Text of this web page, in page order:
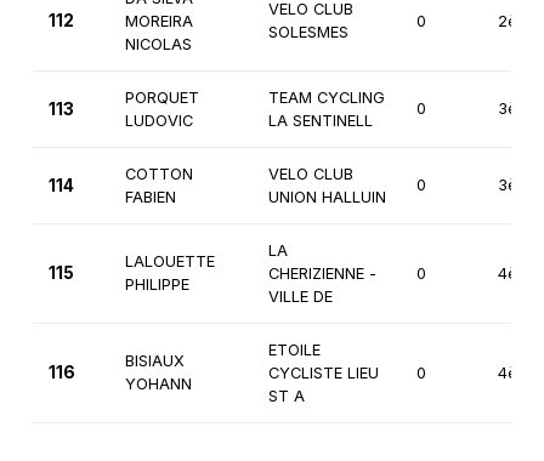
112
MOREIRA
NICOLAS
VELO CLUB
SOLESMES
0 2ème
113
PORQUET
LUDOVIC
TEAM CYCLING
LA SENTINELL
0 3ème
114
COTTON
FABIEN
VELO CLUB
UNION HALLUIN
0 3ème
115
LALOUETTE
PHILIPPE
LA
CHERIZIENNE -
VILLE DE
0 4ème
116
BISIAUX
YOHANN
ETOILE
CYCLISTE LIEU
ST A
0 4ème